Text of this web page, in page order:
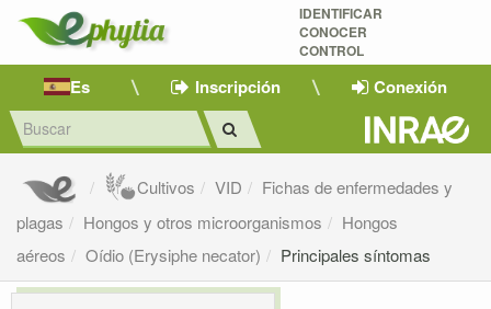
IDENTIFICAR
CONOCER
CONTROL
Es Inscripción Conexión
Cultivos VID
Fichas de enfermedades y
plagas
Hongos y otros microorganismos
Hongos
aéreos
Oídio (Erysiphe necator) Principales síntomas